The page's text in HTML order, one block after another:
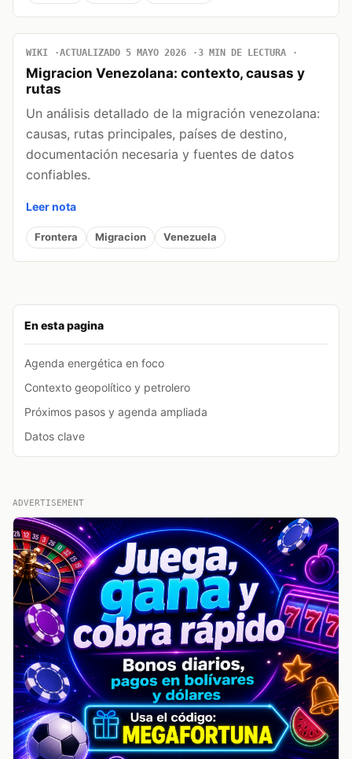
En esta pagina
Agenda energética en foco
Contexto geopolítico y petrolero
Próximos pasos y agenda ampliada
Datos clave
WIKI ACTUALIZADO 5 MAYO 2026 3 MIN DE LECTURA
Migracion Venezolana: contexto, causas y
rutas
Un análisis detallado de la migración venezolana:
causas, rutas principales, países de destino,
documentación necesaria y fuentes de datos
confiables.
Leer nota
Frontera Migracion Venezuela
ADVERTISEMENT